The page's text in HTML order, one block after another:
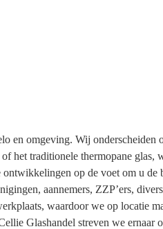
omgeving. Wij onderscheiden
het traditionele thermopane glas,
op de voet om u de
aannemers, ZZP’ers,
waardoor we op locatie
Glashandel streven we